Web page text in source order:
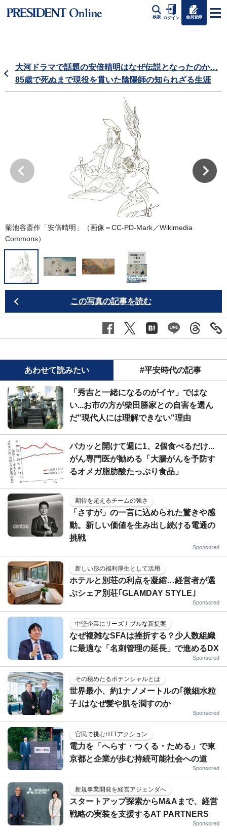
検索 ログイン 会員登録
大河ドラマで話題の安倍晴明はなぜ伝説となったのか…
85歳で死ぬまで現役を貫いた陰陽師の知られざる生涯
菊池容斎作「安倍晴明」（画像＝CC-PD-Mark／Wikimedia
Commons）
この写真の記事を読む
あわせて読みたい #平安時代の記事
「秀吉と一緒になるのがイヤ」ではな
い...お市の方が柴田勝家との自害を選ん
だ"現代人には理解できない"理由
パカッと開けて週に1、2個食べるだけ...
がん専門医が勧める「大腸がんを予防す
るオメガ脂肪酸たっぷり食品」
期待を超えるチームの強さ
「さすが」の一言に込められた驚きや感
動。新しい価値を生み出し続ける電通の
挑戦
Sponsored
新しい形の福利厚生として活用
ホテルと別荘の利点を凝縮…経営者が選
ぶシェア別荘｢GLAMDAY STYLE｣
Sponsored
中堅企業にリーズナブルな新提案
なぜ複雑なSFAは挫折する？少人数組織
に最適な「名刺管理の延長」で進めるDX
Sponsored
その秘めたるポテンシャルとは
世界最小、約1ナノメートルの｢微細水粒
子｣はなぜ髪や肌を潤すのか
Sponsored
官民で挑むHTTアクション
電力を「へらす・つくる・ためる」で東
京都と企業が歩む持続可能社会への道
Sponsored
新規事業開発を経営アジェンダへ
スタートアップ探索からM&Aまで、経営
戦略の実装を支援するAT PARTNERS
Sponsored